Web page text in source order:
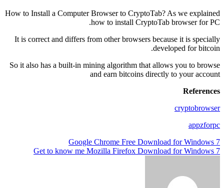
How to Install a Computer Browser to CryptoTab? As we explained
how to install CryptoTab browser for PC.
It is correct and differs from other browsers because it is specially
developed for bitcoin.
So it also has a built-in mining algorithm that allows you to browse
and earn bitcoins directly to your account
References
cryptobrowser
appzforpc
تصفّح
المقالات
Google Chrome Free Download for Windows 7
Get to know me Mozilla Firefox Download for Windows 7